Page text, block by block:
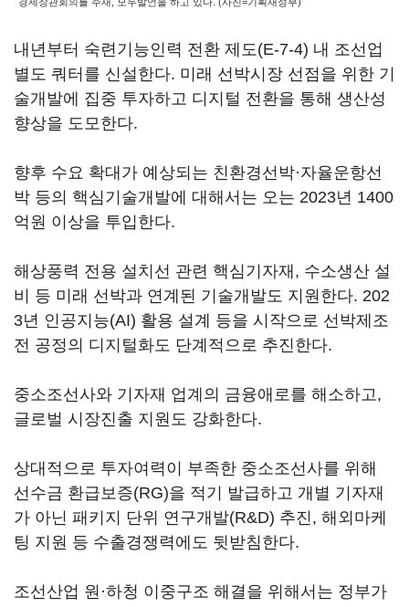
내년부터 숙련기능인력 전환 제도(E-7-4) 내 조선업
별도 쿼터를 신설한다. 미래 선박시장 선점을 위한 기
술개발에 집중 투자하고 디지털 전환을 통해 생산성
향상을 도모한다.
향후 수요 확대가 예상되는 친환경선박·자율운항선
박 등의 핵심기술개발에 대해서는 오는 2023년 1400
억원 이상을 투입한다.
해상풍력 전용 설치선 관련 핵심기자재, 수소생산 설
비 등 미래 선박과 연계된 기술개발도 지원한다. 202
3년 인공지능(AI) 활용 설계 등을 시작으로 선박제조
전 공정의 디지털화도 단계적으로 추진한다.
중소조선사와 기자재 업계의 금융애로를 해소하고,
글로벌 시장진출 지원도 강화한다.
상대적으로 투자여력이 부족한 중소조선사를 위해
선수금 환급보증(RG)을 적기 발급하고 개별 기자재
가 아닌 패키지 단위 연구개발(R&D) 추진, 해외마케
팅 지원 등 수출경쟁력에도 뒷받침한다.
조선산업 원·하청 이중구조 해결을 위해서는 정부가